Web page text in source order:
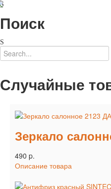
Поиск
Случайные
Зеркало
490 p.
Описание товара